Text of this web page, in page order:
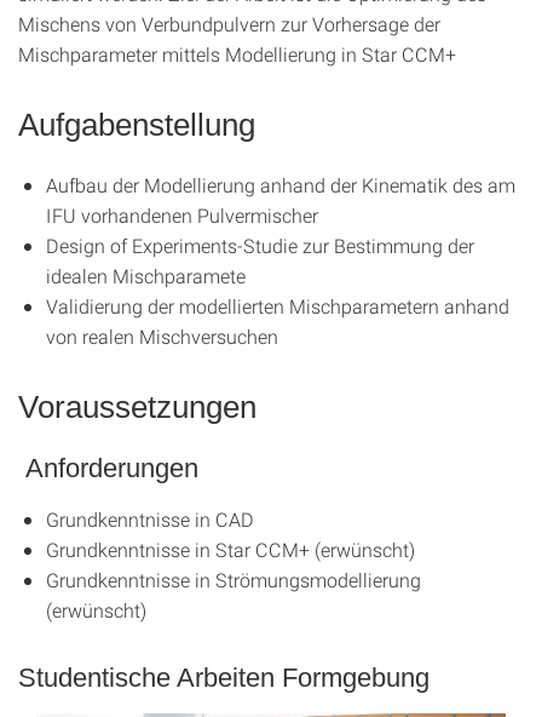
Mischens von Verbundpulvern zur Vorhersage der
Mischparameter mittels Modellierung in Star CCM+
Aufgabenstellung
Aufbau der Modellierung anhand der Kinematik des am
IFU vorhandenen Pulvermischer
Design of Experiments-Studie zur Bestimmung der
idealen Mischparamete
Validierung der modellierten Mischparametern anhand
von realen Mischversuchen
Voraussetzungen
Anforderungen
Grundkenntnisse in CAD
Grundkenntnisse in Star CCM+ (erwünscht)
Grundkenntnisse in Strömungsmodellierung
(erwünscht)
Studentische Arbeiten Formgebung